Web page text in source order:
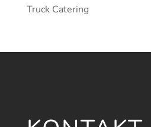
Truck Catering